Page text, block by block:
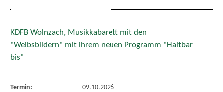
KDFB Wolnzach, Musikkabarett mit den
"Weibsbildern" mit ihrem neuen Programm "Haltbar
bis"
Termin:
09.10.2026